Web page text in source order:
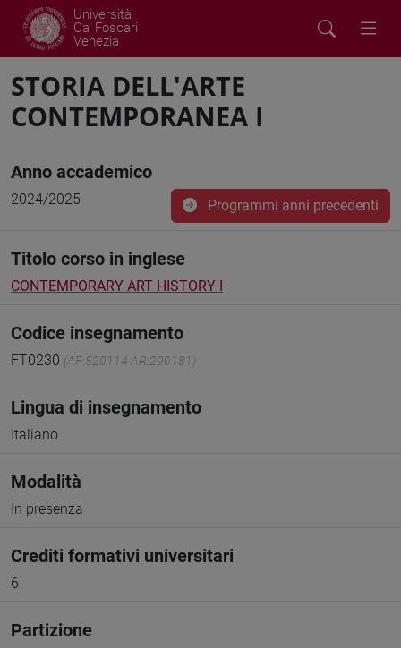
Università
Ca' Foscari
Venezia
STORIA DELL'ARTE
CONTEMPORANEA I
Anno accademico
2024/2025 Programmi anni precedenti
Titolo corso in inglese
CONTEMPORARY ART HISTORY I
Codice insegnamento
FT0230 (AF:520114 AR:290181)
Lingua di insegnamento
Italiano
Modalità
In presenza
Crediti formativi universitari
6
Partizione